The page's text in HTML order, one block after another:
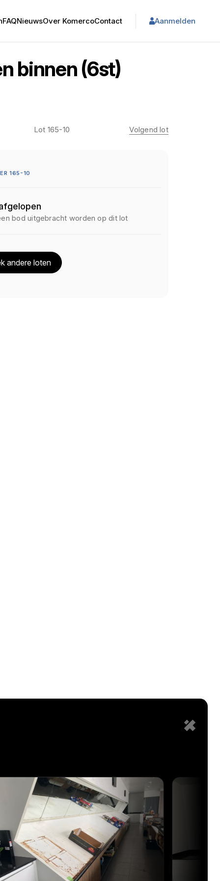
FAQNieuwsOver KomercoContact Aanmelden
binnen (6st)
Lot 165-10 Volgend lot
165-10
bod uitgebracht worden op dit lot
andere loten